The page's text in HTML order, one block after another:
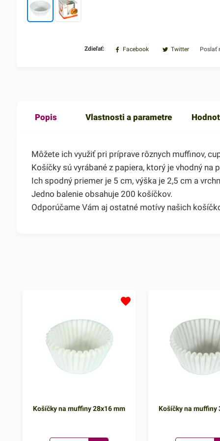
Zdieľať: Facebook Twitter Poslať
Popis Vlastnosti a parametre
Môžete ich využiť pri príprave rôznych muffinov,
Košíčky sú vyrábané z papiera, ktorý je vhodný
Ich spodný priemer je 5 cm, výška je 2,5 cm a
Jedno balenie obsahuje 200 košíčkov.
Odporúčame Vám aj ostatné motívy našich
Košíčky na muffiny 28x16 mm Košíčky na muffiny